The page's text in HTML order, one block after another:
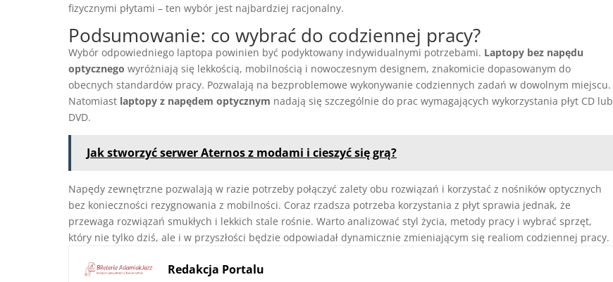
fizycznymi płytami – ten wybór jest najbardziej racjonalny.
Podsumowanie: co wybrać do codziennej pracy?
Wybór odpowiedniego laptopa powinien być podyktowany indywidualnymi potrzebami. Laptopy bez napędu
optycznego wyróżniają się lekkością, mobilnością i nowoczesnym designem, znakomicie dopasowanym do
obecnych standardów pracy. Pozwalają na bezproblemowe wykonywanie codziennych zadań w dowolnym miejscu.
Natomiast laptopy z napędem optycznym nadają się szczególnie do prac wymagających wykorzystania płyt CD lub
DVD.
Jak stworzyć serwer Aternos z modami i cieszyć się grą?
Napędy zewnętrzne pozwalają w razie potrzeby połączyć zalety obu rozwiązań i korzystać z nośników optycznych
bez konieczności rezygnowania z mobilności. Coraz rzadsza potrzeba korzystania z płyt sprawia jednak, że
przewaga rozwiązań smukłych i lekkich stale rośnie. Warto analizować styl życia, metody pracy i wybrać sprzęt,
który nie tylko dziś, ale i w przyszłości będzie odpowiadał dynamicznie zmieniającym się realiom codziennej pracy.
Redakcja Portalu